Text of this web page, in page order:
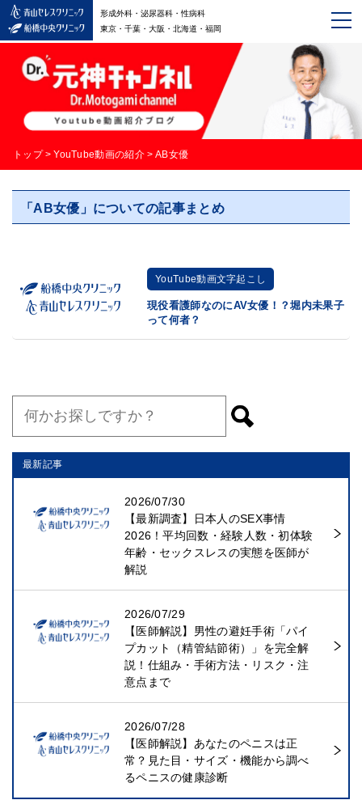
形成外科・泌尿器科・性病科
東京・千葉・大阪・北海道・福岡
トップ > YouTube動画の紹介 > AB女優
「AB女優」についての記事まとめ
YouTube動画文字起こし
現役看護師なのにAV女優！？堀内未果子
って何者？
最新記事
2026/07/30
【最新調査】日本人のSEX事情
2026！平均回数・経験人数・初体験
年齢・セックスレスの実態を医師が
解説
2026/07/29
【医師解説】男性の避妊手術「パイ
プカット（精管結節術）」を完全解
説！仕組み・手術方法・リスク・注
意点まで
2026/07/28
【医師解説】あなたのペニスは正
常？見た目・サイズ・機能から調べ
るペニスの健康診断